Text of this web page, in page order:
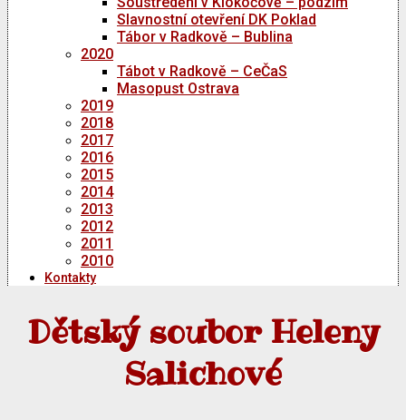
Slavnostní otevření DK Poklad
Tábor v Radkově – Bublina
2020
Tábot v Radkově – CeČaS
Masopust Ostrava
2019
2018
2017
2016
2015
2014
2013
2012
2011
2010
Kontakty
Dětský soubor Heleny
Salichové